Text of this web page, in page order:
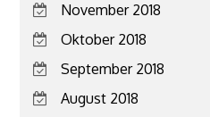
November 2018
Oktober 2018
September 2018
August 2018